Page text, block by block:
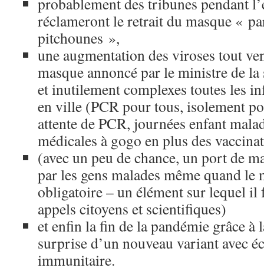
réclameront le retrait du masque «
pitchounes »,
une augmentation des viroses tout
masque annoncé par le ministre de
et inutilement complexes toutes les
en ville (PCR pour tous, isolement
attente de PCR, journées enfant
médicales à gogo en plus des
(avec un peu de chance, un port de
par les gens malades même quand le
obligatoire – un élément sur lequel il
appels citoyens et scientifiques)
et enfin la fin de la pandémie grâce à
surprise d’un nouveau variant avec
immunitaire.